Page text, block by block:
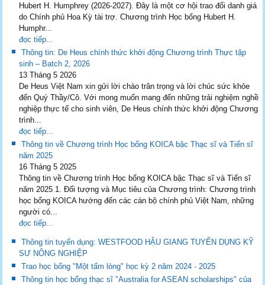
Hubert H. Humphrey (2026-2027). Đây là một cơ hội trao đổi danh giá
do Chính phủ Hoa Kỳ tài trợ. Chương trình Học bổng Hubert H.
Humphr...
đọc tiếp...
Thông tin: De Heus chính thức khởi động Chương trình Thực tập
sinh – Batch 2, 2026
13 Tháng 5 2026
De Heus Việt Nam xin gửi lời chào trân trọng và lời chúc sức khỏe
đến Quý Thầy/Cô. Với mong muốn mang đến những trải nghiệm nghề
nghiệp thực tế cho sinh viên, De Heus chính thức khởi động Chương
trình...
đọc tiếp...
Thông tin về Chương trình Học bổng KOICA bậc Thạc sĩ và Tiến sĩ
năm 2025
16 Tháng 5 2025
Thông tin về Chương trình Học bổng KOICA bậc Thạc sĩ và Tiến sĩ
năm 2025 1. Đối tượng và Mục tiêu của Chương trình: Chương trình
học bổng KOICA hướng đến các cán bộ chính phủ Việt Nam, những
người có...
đọc tiếp...
Thông tin tuyển dụng: WESTFOOD HẬU GIANG TUYỂN DỤNG KỸ
SƯ NÔNG NGHIỆP
Trao học bổng "Một tấm lòng" học kỳ 2 năm 2024 - 2025
Thông tin học bổng thạc sĩ "Australia for ASEAN scholarships" của